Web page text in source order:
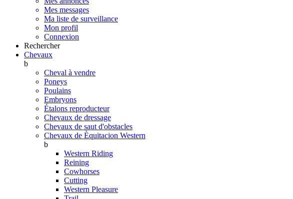
Mes messages
Ma liste de surveillance
Mon profil
Connexion
Rechercher
Chevaux
b
Cheval à vendre
Poneys
Poulains
Embryons
Étalons reproducteur
Chevaux de dressage
Chevaux de saut d'obstacles
Chevaux de Èquitacion Western
b
Western Riding
Reining
Cowhorses
Cutting
Western Pleasure